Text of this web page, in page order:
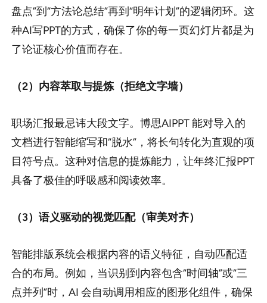
盘点”到“方法论总结”再到“明年计划”的逻辑闭环。这
种AI写PPT的方式，确保了你的每一页幻灯片都是为
了论证核心价值而存在。
（2）内容萃取与提炼（拒绝文字墙）
职场汇报最忌讳大段文字。博思AIPPT 能对导入的
文档进行智能缩写和“脱水”，将长句转化为直观的项
目符号点。这种对信息的提炼能力，让年终汇报PPT
具备了极佳的呼吸感和阅读效率。
（3）语义驱动的视觉匹配（审美对齐）
智能排版系统会根据内容的语义特征，自动匹配适
合的布局。例如，当识别到内容包含“时间轴”或“三
点并列”时，AI 会自动调用相应的图形化组件，确保